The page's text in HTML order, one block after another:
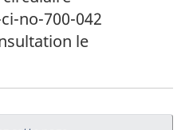
no-700-042
le